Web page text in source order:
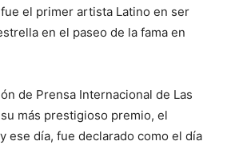
el primer artista Latino en ser
en el paseo de la fama en
de Prensa Internacional de Las
más prestigioso premio, el
ese día, fue declarado como el día